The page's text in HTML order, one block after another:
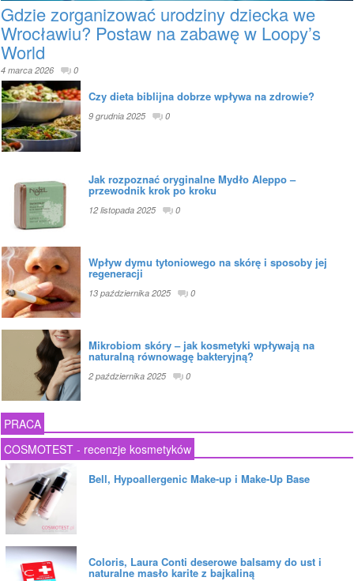
Gdzie zorganizować urodziny dziecka we
Wrocławiu? Postaw na zabawę w Loopy’s
World
4 marca 2026 0
Czy dieta biblijna dobrze wpływa na zdrowie?
9 grudnia 2025 0
Jak rozpoznać oryginalne Mydło Aleppo –
przewodnik krok po kroku
12 listopada 2025 0
Wpływ dymu tytoniowego na skórę i sposoby jej
regeneracji
13 października 2025 0
Mikrobiom skóry – jak kosmetyki wpływają na
naturalną równowagę bakteryjną?
2 października 2025 0
PRACA
COSMOTEST - recenzje kosmetyków
Bell, Hypoallergenic Make-up i Make-Up Base
Coloris, Laura Conti deserowe balsamy do ust i
naturalne masło karite z bajkaliną